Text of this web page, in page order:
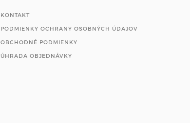
KONTAKT
PODMIENKY OCHRANY OSOBNÝCH ÚDAJOV
OBCHODNÉ PODMIENKY
ÚHRADA OBJEDNÁVKY